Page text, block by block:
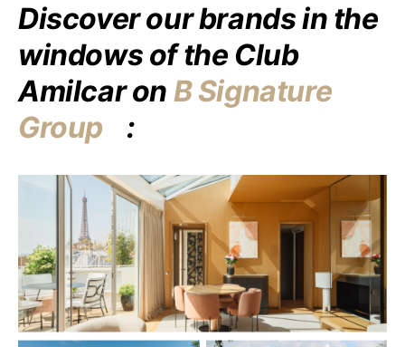
Discover our brands in the
windows of the Club
Amilcar on B Signature
Group :